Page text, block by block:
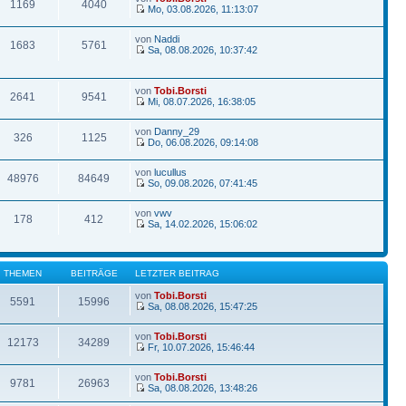
1169 4040
Mo, 03.08.2026, 11:13:07
1683 5761 von Naddi
Sa, 08.08.2026, 10:37:42
2641 9541 von Tobi.Borsti
Mi, 08.07.2026, 16:38:05
326 1125 von Danny_29
Do, 06.08.2026, 09:14:08
48976 84649 von lucullus
So, 09.08.2026, 07:41:45
178 412 von vwv
Sa, 14.02.2026, 15:06:02
THEMEN BEITRÄGE LETZTER BEITRAG
5591 15996 von Tobi.Borsti
Sa, 08.08.2026, 15:47:25
12173 34289 von Tobi.Borsti
Fr, 10.07.2026, 15:46:44
9781 26963 von Tobi.Borsti
Sa, 08.08.2026, 13:48:26